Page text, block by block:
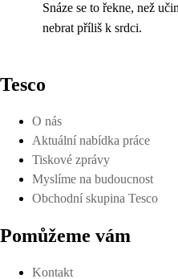
Snáze se to řekne, než
nebrat příliš k srdci.
Tesco
O nás
Aktuální nabídka práce
Tiskové zprávy
Myslíme na budoucnost
Obchodní skupina Tesco
Pomůžeme vám
Kontakt